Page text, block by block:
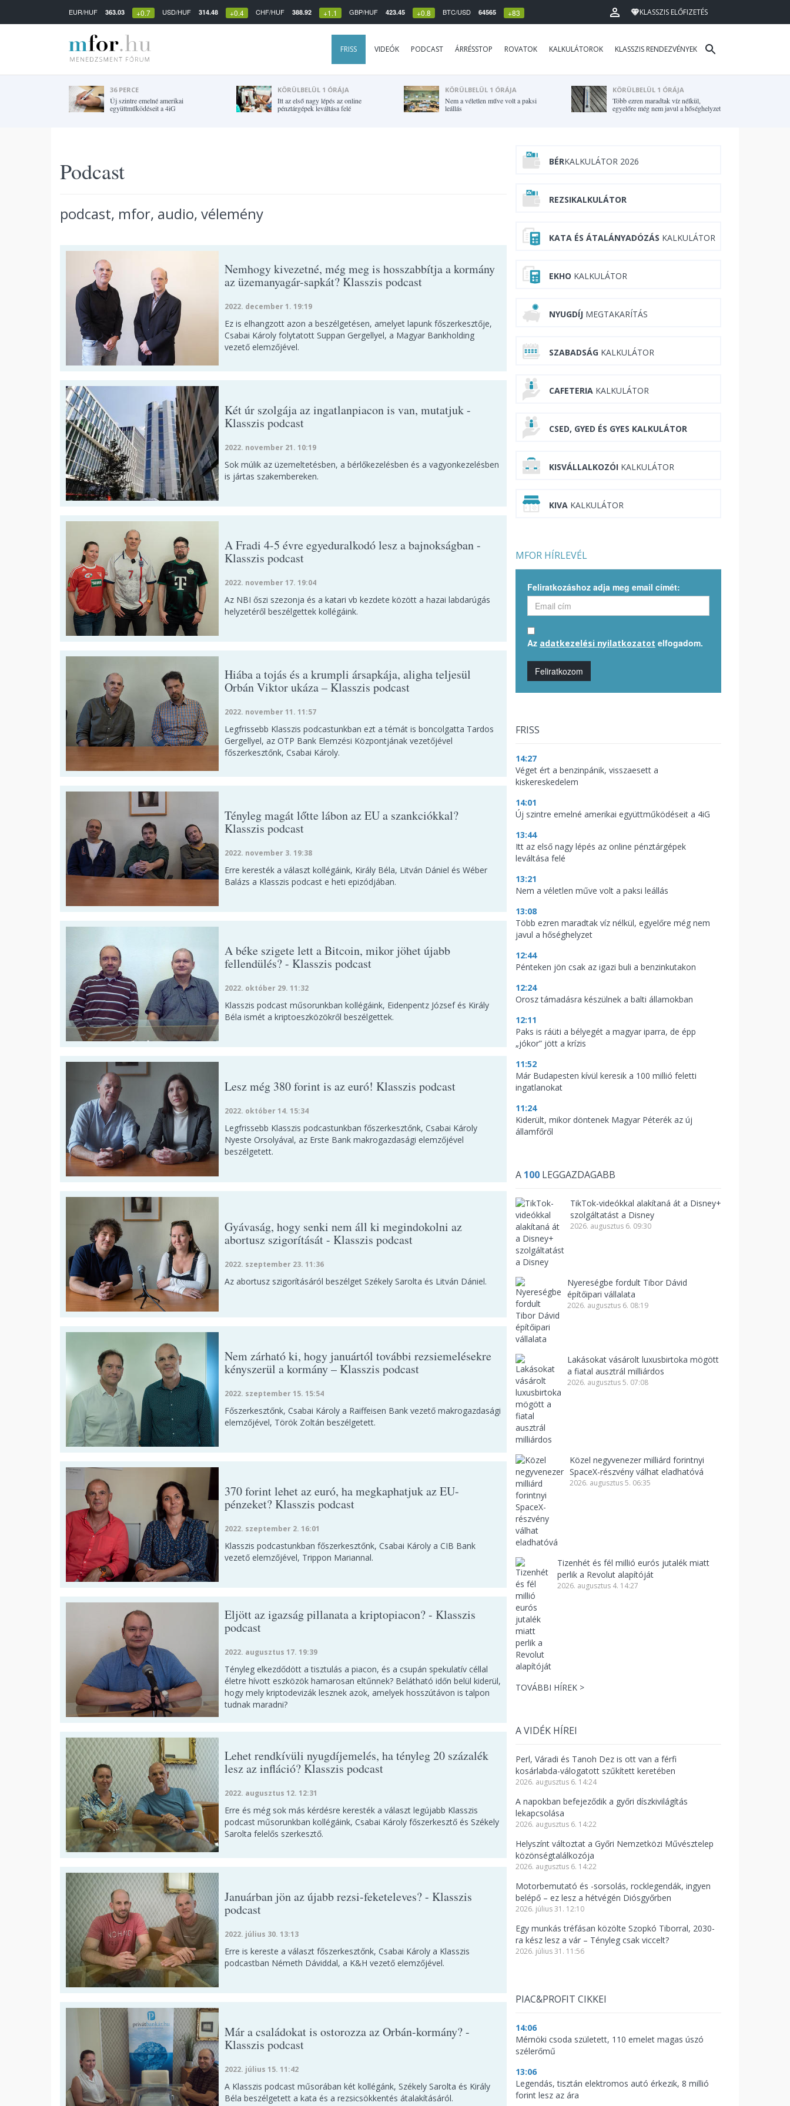
EUR/HUF 363.03 +0.7 USD/HUF 314.48 +0.4 CHF/HUF 388.92 +1.1 GBP/HUF 423.45 +0.8 BTC/USD 64565 +83 KLASSZIS ELŐFIZETÉS
FRISS VIDEÓK PODCAST ÁRRÉSSTOP ROVATOK KALKULÁTOROK KLASSZIS RENDEZVÉNYEK
36 PERCE
Új szintre emelné amerikai
együttműködéseit a 4iG
KÖRÜLBELÜL 1 ÓRÁJA
Itt az első nagy lépés az online
pénztárgépek leváltása felé
KÖRÜLBELÜL 1 ÓRÁJA
Nem a véletlen műve volt a paksi
leállás
KÖRÜLBELÜL 1 ÓRÁJA
Több ezren maradtak víz nélkül,
egyelőre még nem javul a hőséghelyzet
Podcast
podcast, mfor, audio, vélemény
Nemhogy kivezetné, még meg is hosszabbítja a kormány
az üzemanyagár-sapkát? Klasszis podcast
2022. december 1. 19:19
Ez is elhangzott azon a beszélgetésen, amelyet lapunk főszerkesztője,
Csabai Károly folytatott Suppan Gergellyel, a Magyar Bankholding
vezető elemzőjével.
Két úr szolgája az ingatlanpiacon is van, mutatjuk -
Klasszis podcast
2022. november 21. 10:19
Sok múlik az üzemeltetésben, a bérlőkezelésben és a vagyonkezelésben
is jártas szakembereken.
A Fradi 4-5 évre egyeduralkodó lesz a bajnokságban -
Klasszis podcast
2022. november 17. 19:04
Az NBI őszi szezonja és a katari vb kezdete között a hazai labdarúgás
helyzetéről beszélgettek kollégáink.
Hiába a tojás és a krumpli ársapkája, aligha teljesül
Orbán Viktor ukáza – Klasszis podcast
2022. november 11. 11:57
Legfrissebb Klasszis podcastunkban ezt a témát is boncolgatta Tardos
Gergellyel, az OTP Bank Elemzési Központjának vezetőjével
főszerkesztőnk, Csabai Károly.
Tényleg magát lőtte lábon az EU a szankciókkal?
Klasszis podcast
2022. november 3. 19:38
Erre keresték a választ kollégáink, Király Béla, Litván Dániel és Wéber
Balázs a Klasszis podcast e heti epizódjában.
A béke szigete lett a Bitcoin, mikor jöhet újabb
fellendülés? - Klasszis podcast
2022. október 29. 11:32
Klasszis podcast műsorunkban kollégáink, Eidenpentz József és Király
Béla ismét a kriptoeszközökről beszélgettek.
Lesz még 380 forint is az euró! Klasszis podcast
2022. október 14. 15:34
Legfrissebb Klasszis podcastunkban főszerkesztőnk, Csabai Károly
Nyeste Orsolyával, az Erste Bank makrogazdasági elemzőjével
beszélgetett.
Gyávaság, hogy senki nem áll ki megindokolni az
abortusz szigorítását - Klasszis podcast
2022. szeptember 23. 11:36
Az abortusz szigorításáról beszélget Székely Sarolta és Litván Dániel.
Nem zárható ki, hogy januártól további rezsiemelésekre
kényszerül a kormány – Klasszis podcast
2022. szeptember 15. 15:54
Főszerkesztőnk, Csabai Károly a Raiffeisen Bank vezető makrogazdasági
elemzőjével, Török Zoltán beszélgetett.
370 forint lehet az euró, ha megkaphatjuk az EU-
pénzeket? Klasszis podcast
2022. szeptember 2. 16:01
Klasszis podcastunkban főszerkesztőnk, Csabai Károly a CIB Bank
vezető elemzőjével, Trippon Mariannal.
Eljött az igazság pillanata a kriptopiacon? - Klasszis
podcast
2022. augusztus 17. 19:39
Tényleg elkezdődött a tisztulás a piacon, és a csupán spekulatív céllal
életre hívott eszközök hamarosan eltűnnek? Belátható időn belül kiderül,
hogy mely kriptodevizák lesznek azok, amelyek hosszútávon is talpon
tudnak maradni?
Lehet rendkívüli nyugdíjemelés, ha tényleg 20 százalék
lesz az infláció? Klasszis podcast
2022. augusztus 12. 12:31
Erre és még sok más kérdésre keresték a választ legújabb Klasszis
podcast műsorunkban kollégáink, Csabai Károly főszerkesztő és Székely
Sarolta felelős szerkesztő.
Januárban jön az újabb rezsi-feketeleves? - Klasszis
podcast
2022. július 30. 13:13
Erre is kereste a választ főszerkesztőnk, Csabai Károly a Klasszis
podcastban Németh Dáviddal, a K&H vezető elemzőjével.
Már a családokat is ostorozza az Orbán-kormány? -
Klasszis podcast
2022. július 15. 11:42
A Klasszis podcast műsorában két kollégánk, Székely Sarolta és Király
Béla beszélgetett a kata és a rezsicsökkentés átalakításáról.
BÉRKALKULÁTOR 2026
REZSIKALKULÁTOR
KATA ÉS ÁTALÁNYADÓZÁS KALKULÁTOR
EKHO KALKULÁTOR
NYUGDÍJ MEGTAKARÍTÁS
SZABADSÁG KALKULÁTOR
CAFETERIA KALKULÁTOR
CSED, GYED ÉS GYES KALKULÁTOR
KISVÁLLALKOZÓI KALKULÁTOR
KIVA KALKULÁTOR
MFOR HÍRLEVÉL
Feliratkozáshoz adja meg email címét:
Az adatkezelési nyilatkozatot elfogadom.
Feliratkozom
FRISS
14:27
Véget ért a benzinpánik, visszaesett a
kiskereskedelem
14:01
Új szintre emelné amerikai együttműködéseit a 4iG
13:44
Itt az első nagy lépés az online pénztárgépek
leváltása felé
13:21
Nem a véletlen műve volt a paksi leállás
13:08
Több ezren maradtak víz nélkül, egyelőre még nem
javul a hőséghelyzet
12:44
Pénteken jön csak az igazi buli a benzinkutakon
12:24
Orosz támadásra készülnek a balti államokban
12:11
Paks is ráüti a bélyegét a magyar iparra, de épp
„jókor” jött a krízis
11:52
Már Budapesten kívül keresik a 100 millió feletti
ingatlanokat
11:24
Kiderült, mikor döntenek Magyar Péterék az új
államfőről
A 100 LEGGAZDAGABB
TikTok-videókkal alakítaná át a Disney+
szolgáltatást a Disney
2026. augusztus 6. 09:30
Nyereségbe fordult Tibor Dávid
építőipari vállalata
2026. augusztus 6. 08:19
Lakásokat vásárolt luxusbirtoka mögött
a fiatal ausztrál milliárdos
2026. augusztus 5. 07:08
Közel negyvenezer milliárd forintnyi
SpaceX-részvény válhat eladhatóvá
2026. augusztus 5. 06:35
Tizenhét és fél millió eurós jutalék miatt
perlik a Revolut alapítóját
2026. augusztus 4. 14:27
TOVÁBBI HÍREK >
A VIDÉK HÍREI
Perl, Váradi és Tanoh Dez is ott van a férfi
kosárlabda-válogatott szűkített keretében
2026. augusztus 6. 14:24
A napokban befejeződik a győri díszkivilágítás
lekapcsolása
2026. augusztus 6. 14:22
Helyszínt változtat a Győri Nemzetközi Művésztelep
közönségtalálkozója
2026. augusztus 6. 14:22
Motorbemutató és -sorsolás, rocklegendák, ingyen
belépő – ez lesz a hétvégén Diósgyőrben
2026. július 31. 12:10
Egy munkás tréfásan közölte Szopkó Tiborral, 2030-
ra kész lesz a vár – Tényleg csak viccelt?
2026. július 31. 11:56
PIAC&PROFIT CIKKEI
14:06
Mérnöki csoda született, 110 emelet magas úszó
szélerőmű
13:06
Legendás, tisztán elektromos autó érkezik, 8 millió
forint lesz az ára